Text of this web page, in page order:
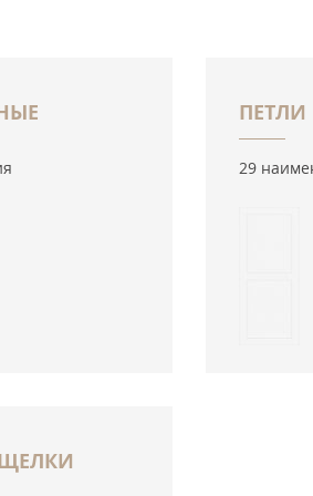
ПЕТЛИ
29